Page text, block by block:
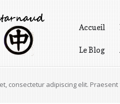
Accueil
Le Blog
consectetur adipiscing elit.
nec ultricies pretium, odio est